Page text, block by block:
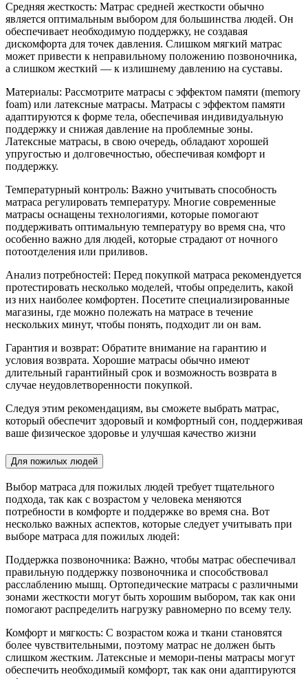
Средняя жесткость: Матрас средней жесткости обычно
является оптимальным выбором для большинства людей. Он
обеспечивает необходимую поддержку, не создавая
дискомфорта для точек давления. Слишком мягкий матрас
может привести к неправильному положению позвоночника,
а слишком жесткий — к излишнему давлению на суставы.
Материалы: Рассмотрите матрасы с эффектом памяти (memory
foam) или латексные матрасы. Матрасы с эффектом памяти
адаптируются к форме тела, обеспечивая индивидуальную
поддержку и снижая давление на проблемные зоны.
Латексные матрасы, в свою очередь, обладают хорошей
упругостью и долговечностью, обеспечивая комфорт и
поддержку.
Температурный контроль: Важно учитывать способность
матраса регулировать температуру. Многие современные
матрасы оснащены технологиями, которые помогают
поддерживать оптимальную температуру во время сна, что
особенно важно для людей, которые страдают от ночного
потоотделения или приливов.
Анализ потребностей: Перед покупкой матраса рекомендуется
протестировать несколько моделей, чтобы определить, какой
из них наиболее комфортен. Посетите специализированные
магазины, где можно полежать на матрасе в течение
нескольких минут, чтобы понять, подходит ли он вам.
Гарантия и возврат: Обратите внимание на гарантию и
условия возврата. Хорошие матрасы обычно имеют
длительный гарантийный срок и возможность возврата в
случае неудовлетворенности покупкой.
Следуя этим рекомендациям, вы сможете выбрать матрас,
который обеспечит здоровый и комфортный сон, поддерживая
ваше физическое здоровье и улучшая качество жизни
Для пожилых людей
Выбор матраса для пожилых людей требует тщательного
подхода, так как с возрастом у человека меняются
потребности в комфорте и поддержке во время сна. Вот
несколько важных аспектов, которые следует учитывать при
выборе матраса для пожилых людей:
Поддержка позвоночника: Важно, чтобы матрас обеспечивал
правильную поддержку позвоночника и способствовал
расслаблению мышц. Ортопедические матрасы с различными
зонами жесткости могут быть хорошим выбором, так как они
помогают распределить нагрузку равномерно по всему телу.
Комфорт и мягкость: С возрастом кожа и ткани становятся
более чувствительными, поэтому матрас не должен быть
слишком жестким. Латексные и мемори-пены матрасы могут
обеспечить необходимый комфорт, так как они адаптируются